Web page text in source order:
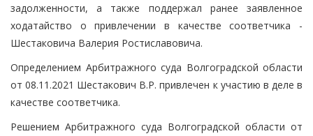
задолженности, а также поддержал ранее заявленное
ходатайство о привлечении в качестве соответчика -
Шестаковича Валерия Ростиславовича.
Определением Арбитражного суда Волгоградской области
от 08.11.2021 Шестакович В.Р. привлечен к участию в деле в
качестве соответчика.
Решением Арбитражного суда Волгоградской области от